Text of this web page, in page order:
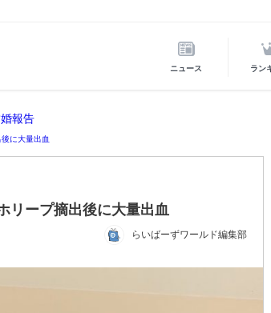
ニュース ラン
報告
に大量出血
リープ摘出後に大量出血
らいばーずワールド編集部